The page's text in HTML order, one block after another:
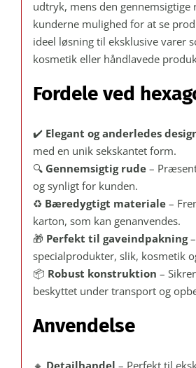
udtryk, mens den gennemsigtige
kunderne mulighed for at se
ideel løsning til eksklusive varer
kosmetik eller håndlavede
Fordele ved
✔️ Elegant og anderledes
med en unik sekskantet form.
🔍 Gennemsigtig rude–
og synligt for kunden.
♻️ Bæredygtigt materiale–
karton, som kan genanvendes.
🎁 Perfekt til gaveindpakning–
specialprodukter, slik, kosmetik
📦 Robust konstruktion –
beskyttet under transport og
Anvendelse
🔸 Detailhandel – Perfekt til